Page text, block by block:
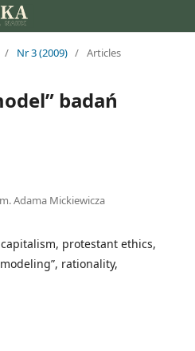
/ Nr 3 (2009) / Articles
badań
Adama Mickiewicza
capitalism, protestant ethics,
rationality,